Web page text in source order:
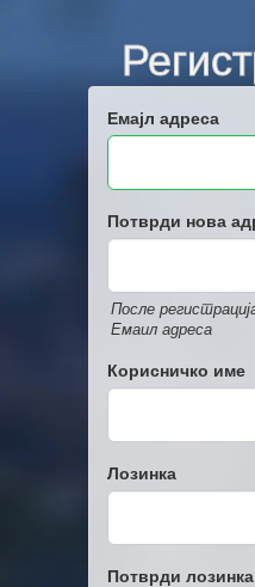
Емајл адреса
Потврди нова
После
Емаил адреса
Корисничко име
Лозинка
Потврди лозинка